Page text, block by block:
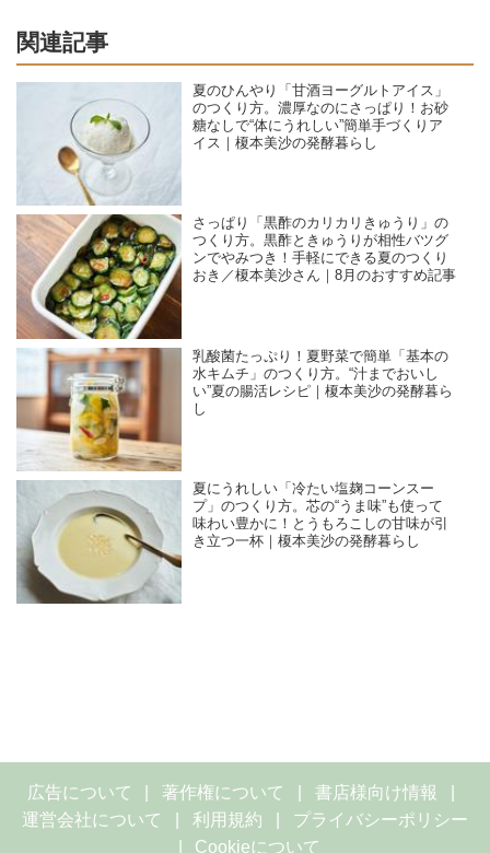
関連記事
夏のひんやり「甘酒ヨーグルトアイス」
のつくり方。濃厚なのにさっぱり！お砂
糖なしで“体にうれしい”簡単手づくりア
イス｜榎本美沙の発酵暮らし
さっぱり「黒酢のカリカリきゅうり」の
つくり方。黒酢ときゅうりが相性バツグ
ンでやみつき！手軽にできる夏のつくり
おき／榎本美沙さん｜8月のおすすめ記事
乳酸菌たっぷり！夏野菜で簡単「基本の
水キムチ」のつくり方。“汁までおいし
い”夏の腸活レシピ｜榎本美沙の発酵暮ら
し
夏にうれしい「冷たい塩麹コーンスー
プ」のつくり方。芯の“うま味”も使って
味わい豊かに！とうもろこしの甘味が引
き立つ一杯｜榎本美沙の発酵暮らし
広告について 著作権について
書店様向け情報
運営会社について
利用規約
プライバシーポリシー
Cookieについて